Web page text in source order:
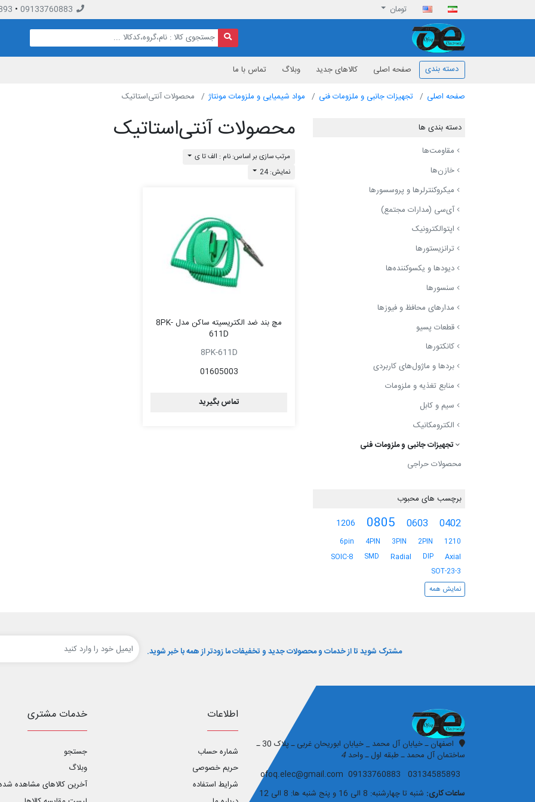
تومان 09133760883
•
دسته بندی صفحه اصلی کالاهای جدید وبلاگ تماس با ما
صفحه اصلی تجهیزات جانبی و ملزومات فنی مواد شیمیایی و ملزومات مونتاژ محصولات آنتی‌استاتیک
دسته بندی ها
مقاومت‌ها
خازن‌ها
میکروکنترلرها و پروسسورها
آی‌سی (مدارات مجتمع)
اپتوالکترونیک
ترانزیستورها
دیودها و یکسوکننده‌ها
سنسورها
مدارهای محافظ و فیوزها
قطعات پسیو
کانکتورها
بردها و ماژول‌های کاربردی
منابع تغذیه و ملزومات
سیم و کابل
الکترومکانیک
تجهیزات جانبی و ملزومات فنی
محصولات حراجی
برچسب های محبوب
0402
0603
0805
1206
1210
2PIN
3PIN
4PIN
6pin
Axial
DIP
Radial
SMD
SOIC-8
SOT-23-3
نمایش همه
محصولات آنتی‌استاتیک
مرتب سازی بر اساس: نام : الف تا ی
نمایش: 24
مچ بند ضد الکتریسیته ساکن مدل 8PK-
611D
8PK-611D
01605003
تماس بگیرید
مشترک شوید تا از خدمات و محصولات جدید و تخفیفات ما زودتر از همه با خبر شوید.
اصفهان ـ خیابان آل محمد _ خیابان ابوریحان غربی ـ پلاک 30 ـ
ساختمان آل محمد ـ طبقه اول ـ واحد4
ساعات کاری: شنبه تا چهارشنبه: 8 الی 16 و پنج شنبه ها: 8 الی 12
اطلاعات
شماره حساب
حریم خصوصی
شرایط استفاده
خدمات مشتری
جستجو
وبلاگ
آخرین کالاهای مشاهده